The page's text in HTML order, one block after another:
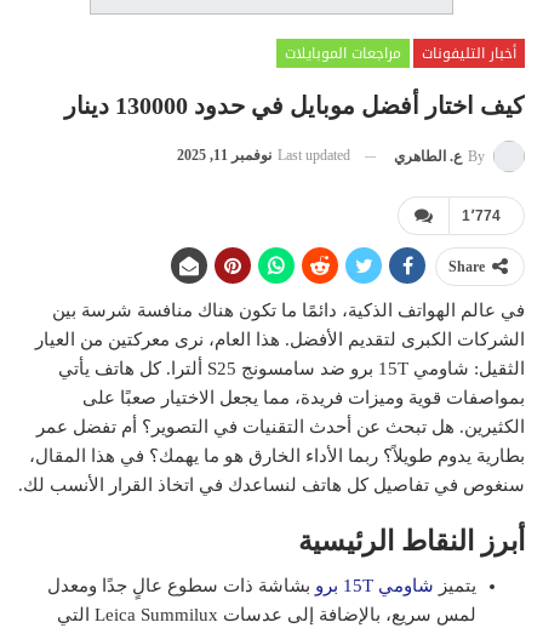
أخبار التليفونات
مراجعات الموبايلات
كيف اختار أفضل موبايل في حدود 130000 دينار
By ع. الطاهري Last updated نوفمبر 11, 2025
1٬774
Share
في عالم الهواتف الذكية، دائمًا ما تكون هناك منافسة شرسة بين
الشركات الكبرى لتقديم الأفضل. هذا العام، نرى معركتين من العيار
الثقيل: شاومي 15T برو ضد سامسونج S25 ألترا. كل هاتف يأتي
بمواصفات قوية وميزات فريدة، مما يجعل الاختيار صعبًا على
الكثيرين. هل تبحث عن أحدث التقنيات في التصوير؟ أم تفضل عمر
بطارية يدوم طويلاً؟ ربما الأداء الخارق هو ما يهمك؟ في هذا المقال،
سنغوص في تفاصيل كل هاتف لنساعدك في اتخاذ القرار الأنسب لك.
أبرز النقاط الرئيسية
يتميز شاومي 15T برو
بشاشة ذات سطوع عالٍ جدًا ومعدل
لمس سريع، بالإضافة إلى عدسات Leica Summilux التي